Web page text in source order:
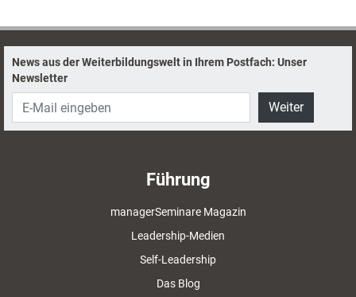
News aus der Weiterbildungswelt in Ihrem Postfach: Unser
Newsletter
Weiter
Führung
managerSeminare Magazin
Leadership-Medien
Self-Leadership
Das Blog